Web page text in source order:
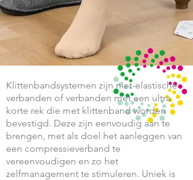
Klittenbandsystemen zijn niet-elastische
verbanden of verbanden met een ultra
korte rek die met klittenband worden
bevestigd. Deze zijn eenvoudig aan te
brengen, met als doel het aanleggen van
een compressieverband te
vereenvoudigen en zo het
zelfmanagement te stimuleren. Uniek is